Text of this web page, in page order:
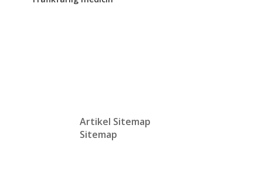
Artikel Sitemap
Sitemap